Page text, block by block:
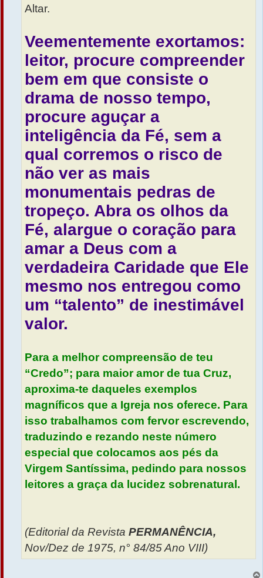
Altar.
Veementemente exortamos:
leitor, procure compreender
bem em que consiste o
drama de nosso tempo,
procure aguçar a
inteligência da Fé, sem a
qual corremos o risco de
não ver as mais
monumentais pedras de
tropeço. Abra os olhos da
Fé, alargue o coração para
amar a Deus com a
verdadeira Caridade que Ele
mesmo nos entregou como
um “talento” de inestimável
valor.
Para a melhor compreensão de teu
“Credo”; para maior amor de tua Cruz,
aproxima-te daqueles exemplos
magníficos que a Igreja nos oferece. Para
isso trabalhamos com fervor escrevendo,
traduzindo e rezando neste número
especial que colocamos aos pés da
Virgem Santíssima, pedindo para nossos
leitores a graça da lucidez sobrenatural.
(Editorial da Revista PERMANÊNCIA,
Nov/Dez de 1975, n° 84/85 Ano VIII)